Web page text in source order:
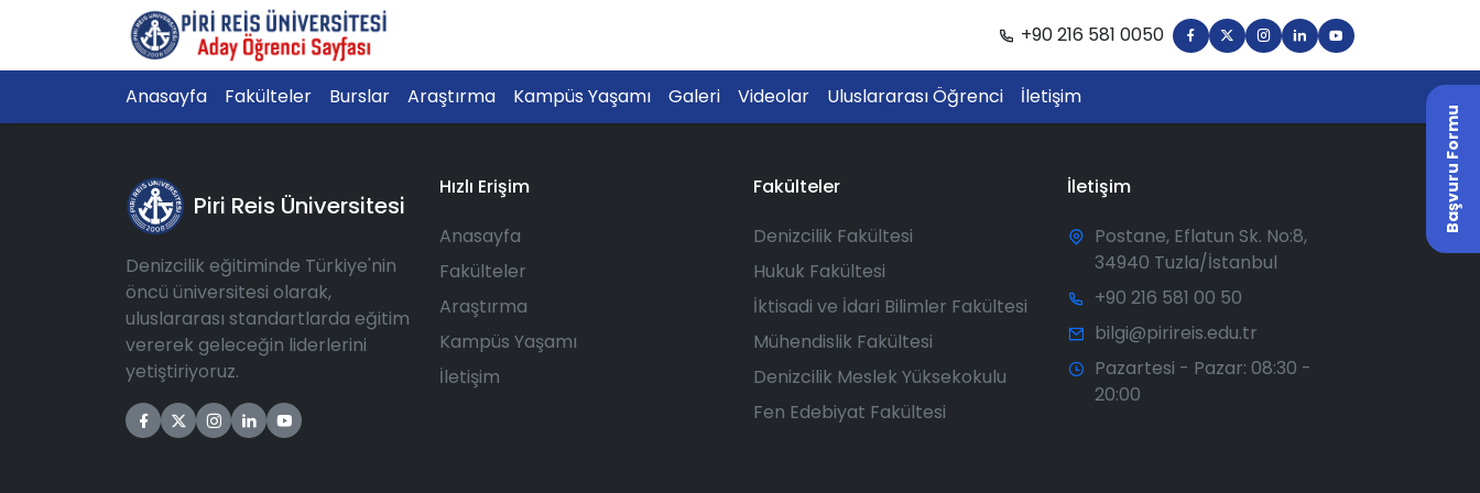
+90 216 581 0050
Anasayfa Fakülteler Burslar Araştırma Kampüs Yaşamı Galeri Videolar Uluslararası Öğrenci İletişim
Başvuru Formu
Piri Reis Üniversitesi
Denizcilik eğitiminde Türkiye'nin
öncü üniversitesi olarak,
uluslararası standartlarda eğitim
vererek geleceğin liderlerini
yetiştiriyoruz.
Hızlı Erişim
Anasayfa
Fakülteler
Araştırma
Kampüs Yaşamı
İletişim
Fakülteler
Denizcilik Fakültesi
Hukuk Fakültesi
İktisadi ve İdari Bilimler Fakültesi
Mühendislik Fakültesi
Denizcilik Meslek Yüksekokulu
Fen Edebiyat Fakültesi
İletişim
Postane, Eflatun Sk. No:8,
34940 Tuzla/İstanbul
+90 216 581 00 50
bilgi@pirireis.edu.tr
Pazartesi - Pazar: 08:30 -
20:00